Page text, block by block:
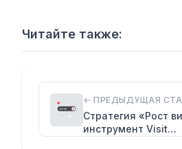
Читайте также:
← ПРЕДЫДУЩАЯ
Стратегия «Рост
инструмент Visit…